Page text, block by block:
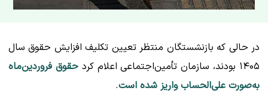
در حالی که بازنشستگان منتظر تعیین تکلیف افزایش حقوق سال
۱۴۰۵ بودند، سازمان تأمین‌اجتماعی اعلام کرد
حقوق فروردین‌ماه
به‌صورت علی‌الحساب واریز شده است.